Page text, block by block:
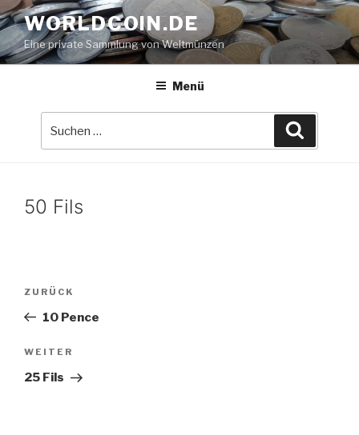
Zum
Inhalt
springen
WORLDCOIN.DE
Eine private Sammlung von Weltmünzen
Menü
50 Fils
Beitrags-
Vorheriger
Beitrag
ZURÜCK
10 Pence
Nächster
Beitrag
WEITER
25 Fils